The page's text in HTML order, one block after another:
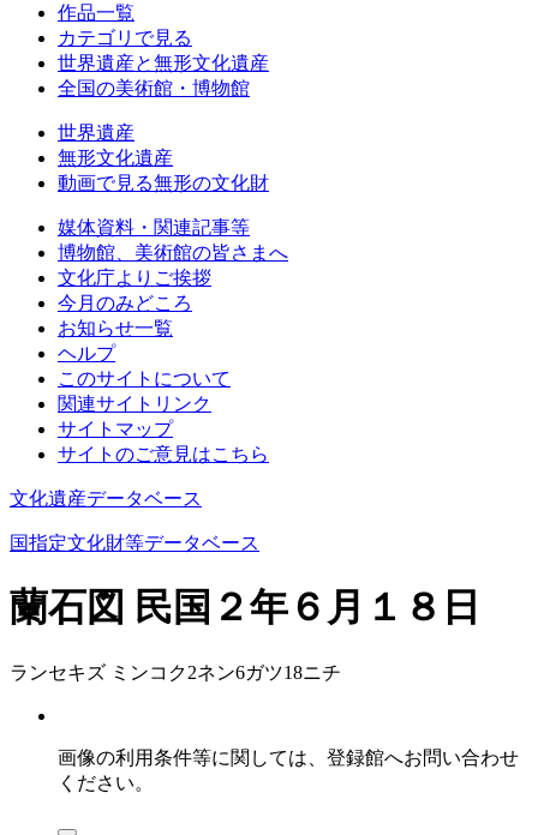
作品一覧
カテゴリで見る
世界遺産と無形文化遺産
全国の美術館・博物館
世界遺産
無形文化遺産
動画で見る無形の文化財
媒体資料・関連記事等
博物館、美術館の皆さまへ
文化庁よりご挨拶
今月のみどころ
お知らせ一覧
ヘルプ
このサイトについて
関連サイトリンク
サイトマップ
サイトのご意見はこちら
文化遺産データベース
国指定文化財等データベース
蘭石図 民国２年６月１８日
ランセキズ ミンコク2ネン6ガツ18ニチ
画像の利用条件等に関しては、登録館へお問い合わせ
ください。